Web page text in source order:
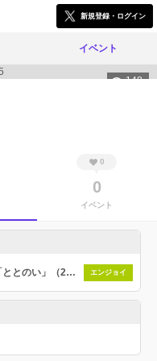
新規登録・ログイン
イベント
148
0
0
イベント
社会人プラベ特化グループ！♨️「ととのい」（25歳以上、最高パワー1900-2399）。 エンジョイ